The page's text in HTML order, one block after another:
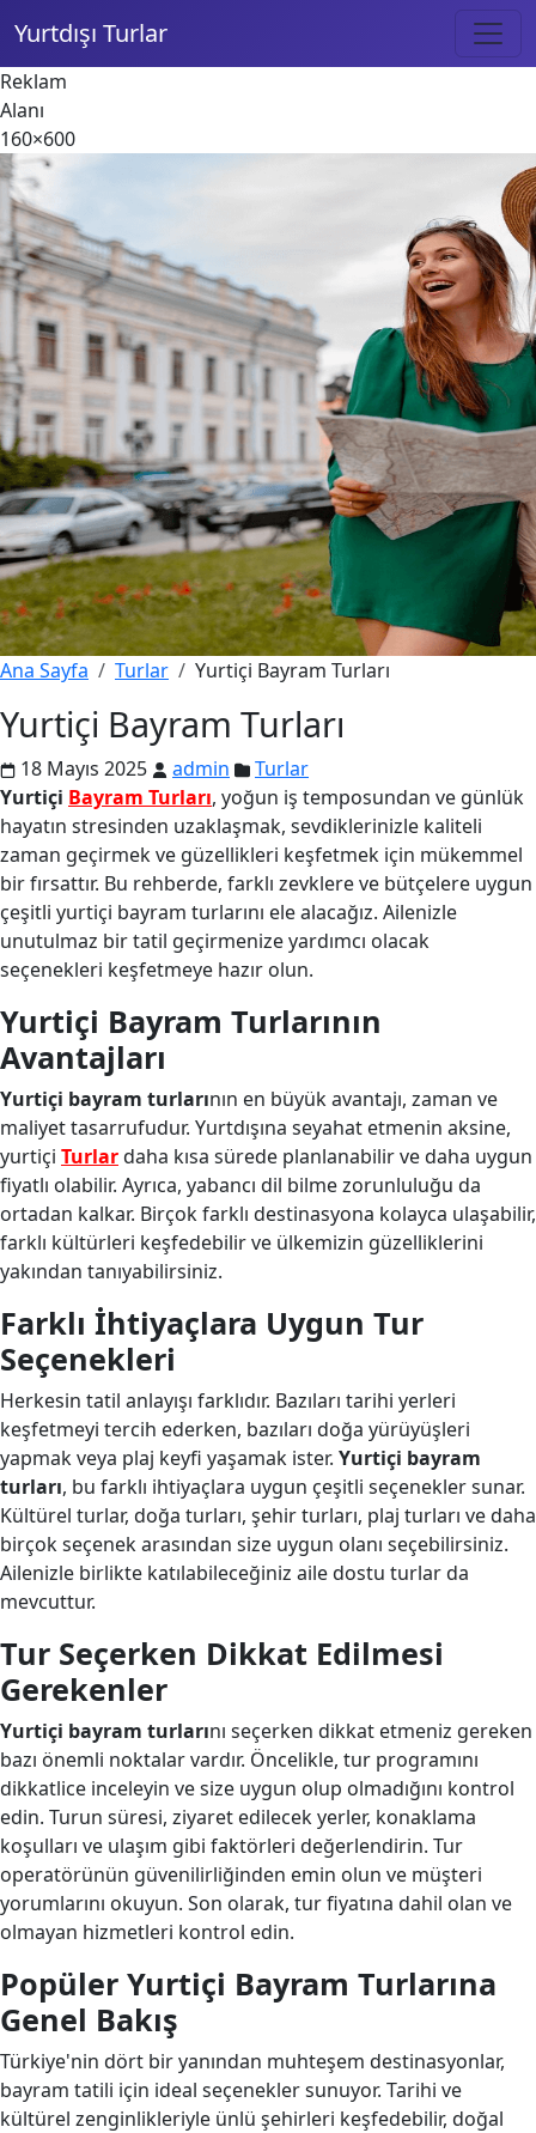
Yurtdışı Turlar
Reklam
Alanı
160×600
Ana Sayfa Turlar Yurtiçi Bayram Turları
Yurtiçi Bayram Turları
18 Mayıs 2025 admin
Turlar
Yurtiçi Bayram Turları, yoğun iş temposundan ve günlük
hayatın stresinden uzaklaşmak, sevdiklerinizle kaliteli
zaman geçirmek ve güzellikleri keşfetmek için mükemmel
bir fırsattır. Bu rehberde, farklı zevklere ve bütçelere uygun
çeşitli yurtiçi bayram turlarını ele alacağız. Ailenizle
unutulmaz bir tatil geçirmenize yardımcı olacak
seçenekleri keşfetmeye hazır olun.
Yurtiçi Bayram Turlarının
Avantajları
Yurtiçi bayram turlarının en büyük avantajı, zaman ve
maliyet tasarrufudur. Yurtdışına seyahat etmenin aksine,
yurtiçi Turlardaha kısa sürede planlanabilir ve daha uygun
fiyatlı olabilir. Ayrıca, yabancı dil bilme zorunluluğu da
ortadan kalkar. Birçok farklı destinasyona kolayca ulaşabilir,
farklı kültürleri keşfedebilir ve ülkemizin güzelliklerini
yakından tanıyabilirsiniz.
Farklı İhtiyaçlara Uygun Tur
Seçenekleri
Herkesin tatil anlayışı farklıdır. Bazıları tarihi yerleri
keşfetmeyi tercih ederken, bazıları doğa yürüyüşleri
yapmak veya plaj keyfi yaşamak ister. Yurtiçi bayram
turları, bu farklı ihtiyaçlara uygun çeşitli seçenekler sunar.
Kültürel turlar, doğa turları, şehir turları, plaj turları ve daha
birçok seçenek arasından size uygun olanı seçebilirsiniz.
Ailenizle birlikte katılabileceğiniz aile dostu turlar da
mevcuttur.
Tur Seçerken Dikkat Edilmesi
Gerekenler
Yurtiçi bayram turlarını seçerken dikkat etmeniz gereken
bazı önemli noktalar vardır. Öncelikle, tur programını
dikkatlice inceleyin ve size uygun olup olmadığını kontrol
edin. Turun süresi, ziyaret edilecek yerler, konaklama
koşulları ve ulaşım gibi faktörleri değerlendirin. Tur
operatörünün güvenilirliğinden emin olun ve müşteri
yorumlarını okuyun. Son olarak, tur fiyatına dahil olan ve
olmayan hizmetleri kontrol edin.
Popüler Yurtiçi Bayram Turlarına
Genel Bakış
Türkiye'nin dört bir yanından muhteşem destinasyonlar,
bayram tatili için ideal seçenekler sunuyor. Tarihi ve
kültürel zenginlikleriyle ünlü şehirleri keşfedebilir, doğal